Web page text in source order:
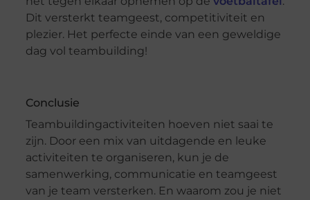
Dit versterkt teamgeest, competitiviteit en
plezier. Het perfecte einde van een geweldige
dag vol teambuilding!
Conclusie
Teambuildingactiviteiten hoeven niet saai te
zijn. Door een mix van uitdagende en leuke
activiteiten te organiseren, kun je de
samenwerking, communicatie en teamgeest
van je team versterken. En waarom zou je niet